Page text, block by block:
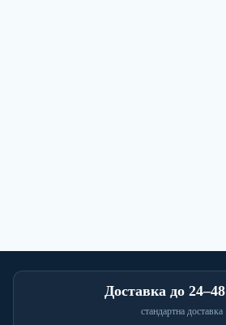
Доставка до
стандартна доставка